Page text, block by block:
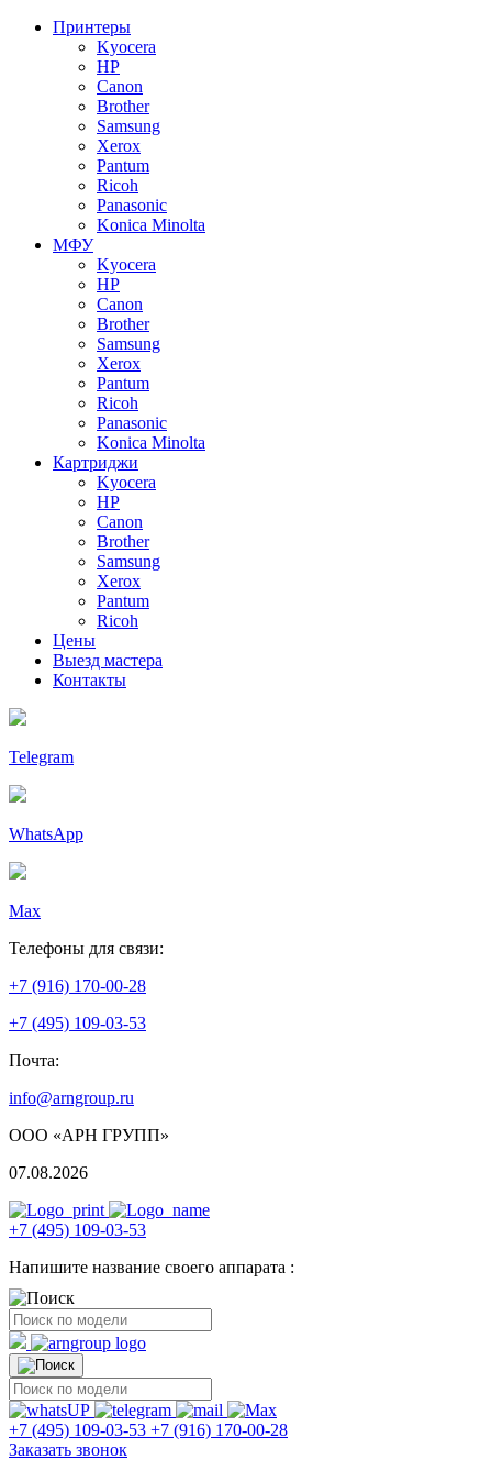
Принтеры
Kyocera
HP
Canon
Brother
Samsung
Xerox
Pantum
Ricoh
Panasonic
Konica Minolta
МФУ
Kyocera
HP
Canon
Brother
Samsung
Xerox
Pantum
Ricoh
Panasonic
Konica Minolta
Картриджи
Kyocera
HP
Canon
Brother
Samsung
Xerox
Pantum
Ricoh
Цены
Выезд мастера
Контакты
Telegram
WhatsApp
Max
Телефоны для связи:
+7 (916) 170-00-28
+7 (495) 109-03-53
Почта:
info@arngroup.ru
ООО «АРН ГРУПП»
07.08.2026
+7 (495) 109-03-53
Напишите название своего аппарата :
+7 (495) 109-03-53 +7 (916) 170-00-28
Заказать звонок